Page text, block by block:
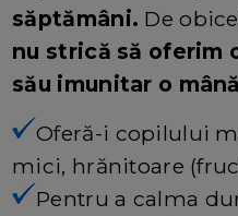
săptămâni. De
nu strică să oferim
său imunitar o
Oferă-i copilului
mici, hrănitoare
Pentru a calma